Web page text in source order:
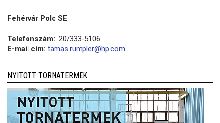
Fehérvár Polo SE
Telefonszám: 20/333-5106
E-mail cím: tamas.rumpler@hp.com
NYITOTT TORNATERMEK